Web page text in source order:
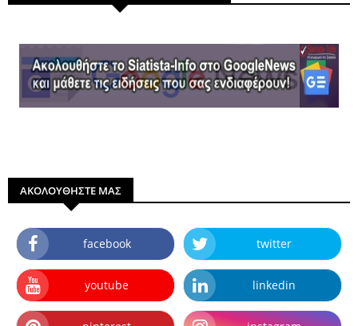
ΑΚΟΛΟΥΘΗΣΤΕ ΜΑΣ
facebook twitter
youtube linkedin